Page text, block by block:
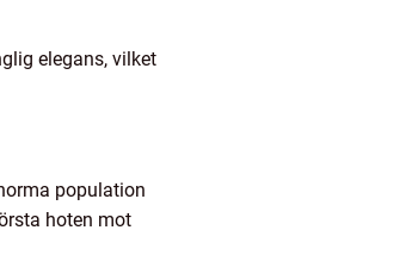
elegans, vilket
population
hoten mot